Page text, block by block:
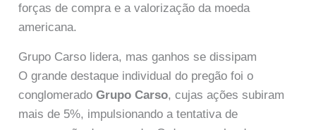
forças de compra e a valorização da moeda
americana.
Grupo Carso lidera, mas ganhos se dissipam
O grande destaque individual do pregão foi o
conglomeradoGrupo Carso, cujas ações subiram
mais de 5%, impulsionando a tentativa de